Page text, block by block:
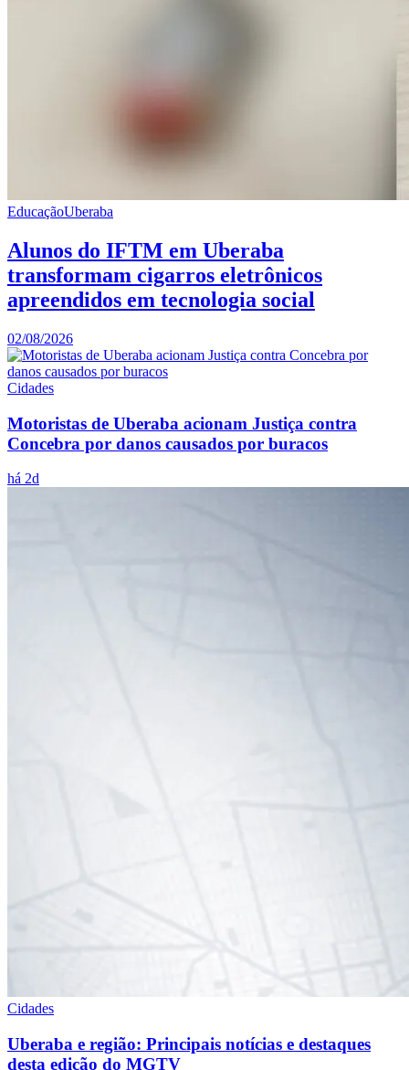
EducaçãoUberaba
Alunos do IFTM em Uberaba
transformam cigarros eletrônicos
apreendidos em tecnologia social
02/08/2026
Cidades
Motoristas de Uberaba acionam Justiça contra
Concebra por danos causados por buracos
há 2d
Cidades
Uberaba e região: Principais notícias e destaques
desta edição do MGTV